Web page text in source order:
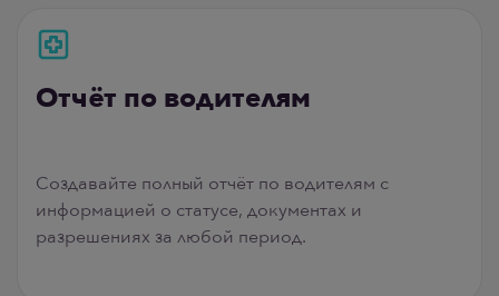
Отчёт по водителям
Создавайте полный отчёт по водителям с
информацией о статусе, документах и
разрешениях за любой период.